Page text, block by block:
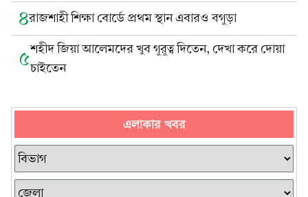
৪রাজশাহী শিক্ষা বোর্ডে প্রথম স্থান এবারও বগুড়া
৫শহীদ জিয়া আলেমদের খুব গুরুত্ব দিতেন, দেখা করে দোয়া
চাইতেন
এলাকার খবর